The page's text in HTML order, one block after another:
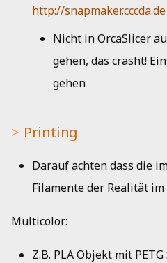
http://snapmaker.cccda.de
Nicht in OrcaSlicer
gehen, das crasht!
gehen
Printing
Darauf achten dass die
Filamente der Realität
Multicolor:
Z.B. PLA Objekt mit